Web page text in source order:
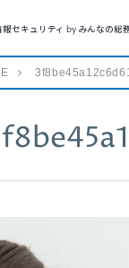
報セキュリティ by みんなの総